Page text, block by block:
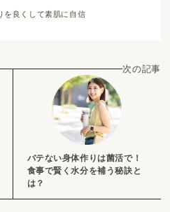
を良くして素肌に自信
次の記事
バテない身体作りは菌活で！
食事で賢く水分を補う秘訣と
は？